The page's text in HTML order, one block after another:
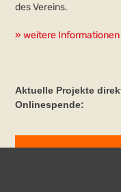
des Vereins.
» weitere Informationen
Aktuelle Projekte
Onlinespende: